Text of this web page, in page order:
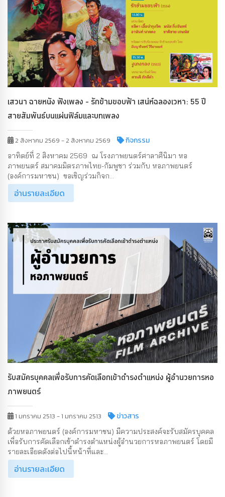
เสวนา ฉายหนัง ฟังเพลง - รักข้ามขอบฟ้า เสน่ห์ฉลองเวหา: 55 ปี
สายสัมพันธ์บนแผ่นฟิล์มและบทเพลง
2 สิงหาคม 2569 - 2 สิงหาคม 2569 กิจกรรม
อาทิตย์ที่ 2 สิงหาคม 2569 ณ โรงภาพยนตร์ศาลาศีนิมา หอ
ภาพยนตร์ สมาคมมิตรภาพไทย-กัมพูชา ร่วมกับ หอภาพยนตร์
(องค์การมหาชน) ขอเชิญร่วมกิจก...
อ่านรายละเอียด
รับสมัครบุคคลเพื่อรับการคัดเลือกเข้าดำรงตำแหน่ง ผู้อำนวยการหอ
ภาพยนตร์
1 มกราคม 2513 - 1 มกราคม 2513 ข่าวสาร
ด้วยหอภาพยนตร์ (องค์การมหาชน) มีความประสงค์จะรับสมัครบุคคล
เพื่อรับการคัดเลือกเข้าดำรงตำแหน่งผู้อำนวยการหอภาพยนตร์ โดยมี
รายละเอียดดังต่อไปนี้หน้าที่และ...
อ่านรายละเอียด